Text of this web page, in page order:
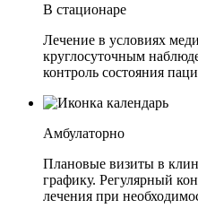
В стационаре
Лечение в условиях
круглосуточным
контроль состояния
Амбулаторно
Плановые визиты в
графику. Регулярный
лечения при